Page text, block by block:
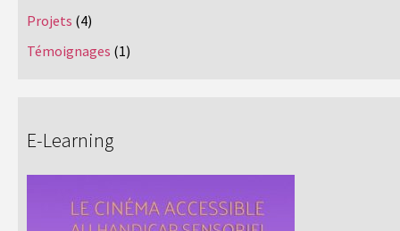
Projets (4)
Témoignages (1)
E-Learning